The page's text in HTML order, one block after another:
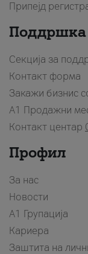
Припејд
Поддршка
Секција за
Контакт форма
Закажи бизнис
A1 Продажни
Контакт центар
Профил
За нас
Новости
А1 Групација
Кариера
Заштита на